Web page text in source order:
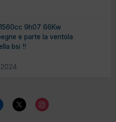
9h07 66Kw
e parte la ventola
bsi !!